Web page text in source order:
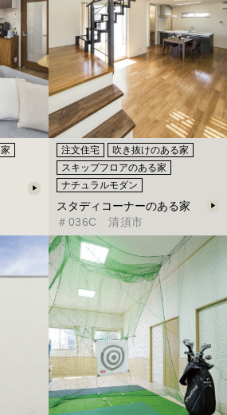
注文住宅
吹き抜けのある家
スキップフロアのある家
ナチュラルモダン
スタディコーナーのある家
＃036C 清須市